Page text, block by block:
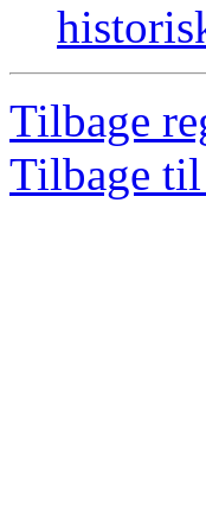
Tilbage
Tilbage